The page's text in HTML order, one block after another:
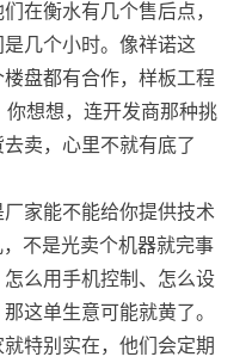
在衡水有几个售后点，
几个小时。像祥诺这
盘都有合作，样板工程
你想想，连开发商那种挑
卖，心里不就有底了
家能不能给你提供技术
不是光卖个机器就完事
么用手机控制、怎么设
这单生意可能就黄了。
特别实在，他们会定期